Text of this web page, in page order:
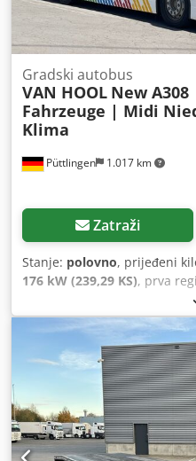
Püttlingen 1.017 km
Gradski autobus
VAN HOOL New A308
Fahrzeuge | Midi
Klima
Zatraži
Stanje: polovno, prijeđeni
176 kW (239,29 KS), prva
19
emisijska klasa:Euro 5, boja:
Oprema:
ABS, grijač za